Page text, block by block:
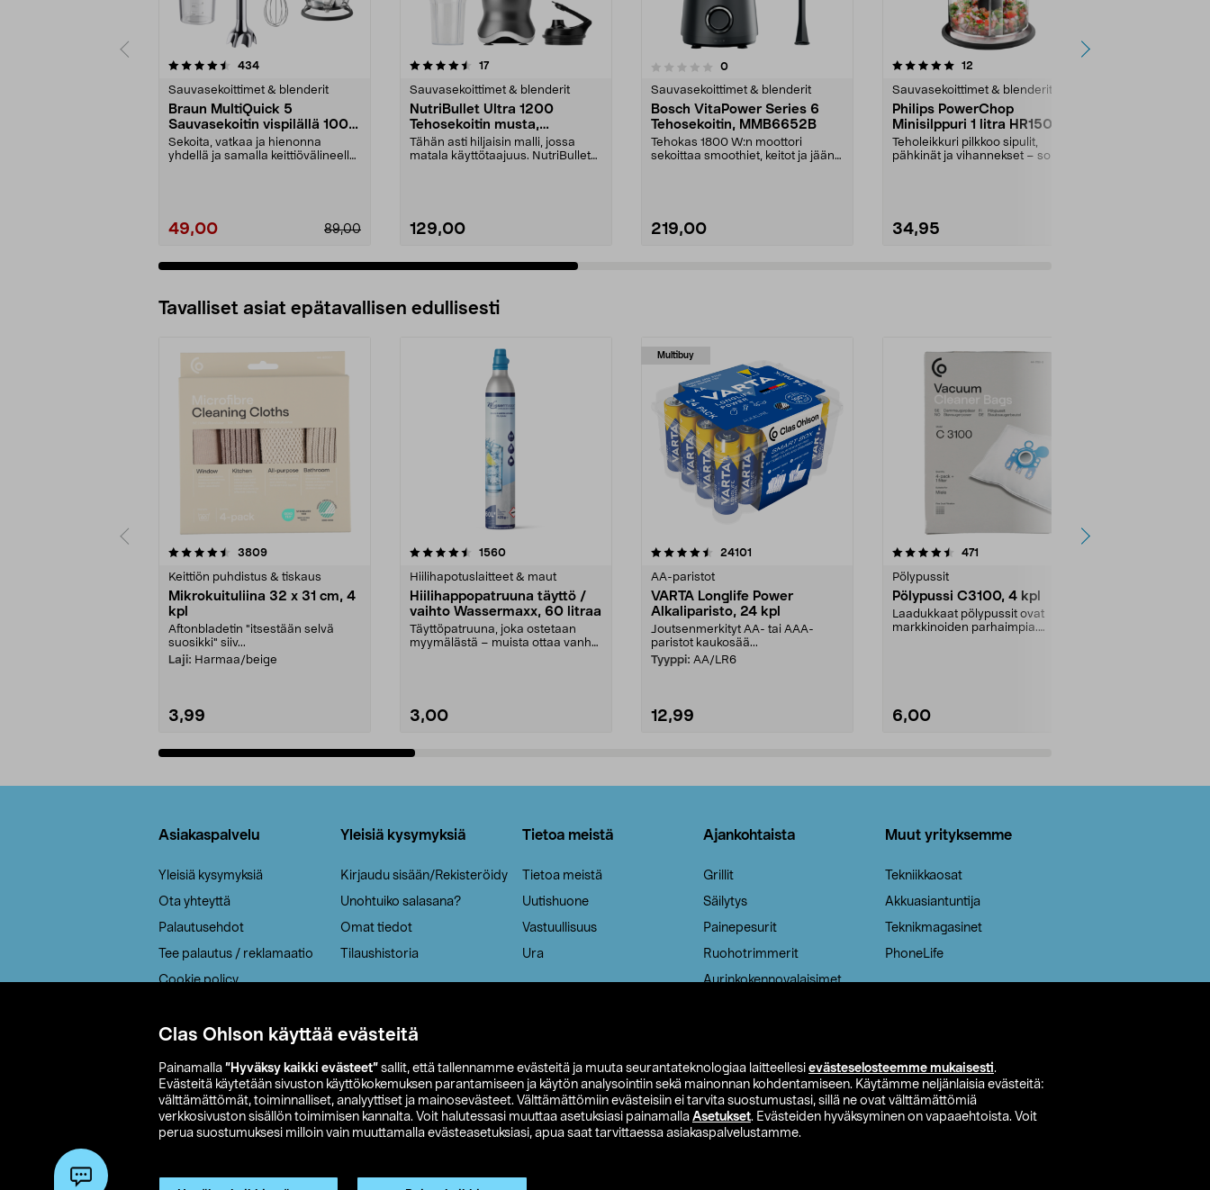
Clas Ohlson käyttää evästeitä
Painamalla ”Hyväksy kaikki evästeet” sallit, että tallennamme evästeitä ja muuta seurantateknologiaa laitteellesi evästeselosteemme mukaisesti.
Evästeitä käytetään sivuston käyttökokemuksen parantamiseen ja käytön analysointiin sekä mainonnan kohdentamiseen. Käytämme neljänlaisia evästeitä:
välttämättömät, toiminnalliset, analyyttiset ja mainosevästeet. Välttämättömiin evästeisiin ei tarvita suostumustasi, sillä ne ovat välttämättömiä
verkkosivuston sisällön toimimisen kannalta. Voit halutessasi muuttaa asetuksiasi painamalla Asetukset. Evästeiden hyväksyminen on vapaaehtoista. Voit
perua suostumuksesi milloin vain muuttamalla evästeasetuksiasi, apua saat tarvittaessa asiakaspalvelustamme.
434arvostelut
Sauvasekoittimet & blenderit
Braun MultiQuick 5
Sauvasekoitin vispilällä 1000
W, MQ50202M
Sekoita, vatkaa ja hienonna
yhdellä ja samalla keittiövälineellä.
49,00 89,00
4.5 viidestä
17arvostelut
Sauvasekoittimet & blenderit
NutriBullet Ultra 1200
Tehosekoitin musta,
NB1206DGCC
Tähän asti hiljaisin malli, jossa
matala käyttötaajuus. NutriBullet
129,00
0.0 viidestä
0arvostelut
Sauvasekoittimet & blenderit
Bosch VitaPower Series 6
Tehosekoitin, MMB6652B
Tehokas 1800 W:n moottori
sekoittaa smoothiet, keitot ja jään
219,00
5.0 viidestä
12
Sauvasekoittimet & blenderit
Philips PowerChop
Minisilppuri 1 litra HR1501/00
Teholeikkuri pilkkoo sipulit,
pähkinät ja vihannekset – sopii
34,95
5.0 viidestä
Tavalliset asiat epätavallisen edullisesti
3809arvostelut
Keittiön puhdistus & tiskaus
Mikrokuituliina 32 x 31 cm, 4
kpl
Aftonbladetin "itsestään selvä
suosikki" siiv...
Laji: Harmaa/beige
3,99
4.5viidestä
1560arvostelut
Hiilihapotuslaitteet & maut
Hiilihappopatruuna täyttö /
vaihto Wassermaxx, 60 litraa
Täyttöpatruuna, joka ostetaan
myymälästä – muista ottaa vanha
3,00
Multibuy
4.5viidestä
24101
AA-paristot
VARTA Longlife Power
Alkaliparisto, 24 kpl
Joutsenmerkityt AA- tai AAA-
paristot kaukosää...
Tyyppi: AA/LR6
12,99
4.5viidestä
471
Pölypussit
Pölypussi C3100, 4 kpl
Laadukkaat pölypussit ovat
markkinoiden parhaimpia.
6,00
4.5viidestä
Asiakaspalvelu
Yleisiä kysymyksiä
Ota yhteyttä
Palautusehdot
Tee palautus / reklamaatio
Cookie policy
Saavutettavuus
Yleisiä kysymyksiä
Kirjaudu sisään/Rekisteröidy
Unohtuiko salasana?
Omat tiedot
Tilaushistoria
Tietoa meistä
Tietoa meistä
Uutishuone
Vastuullisuus
Ura
Ajankohtaista
Grillit
Säilytys
Painepesurit
Ruohotrimmerit
Aurinkokennovalaisimet
Muut yrityksemme
Tekniikkaosat
Akkuasiantuntija
Teknikmagasinet
PhoneLife